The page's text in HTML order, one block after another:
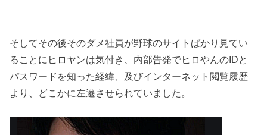
そしてその後そのダメ社員が野球のサイトばかり見てい
ることにヒロヤンは気付き、内部告発でヒロやんのIDと
パスワードを知った経緯、及びインターネット閲覧履歴
より、どこかに左遷させられていました。